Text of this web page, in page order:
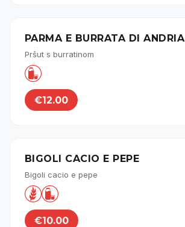
PARMA E BURRATA DI ANDRIA
Pršut s burratinom

€12.00
BIGOLI CACIO E PEPE
Bigoli cacio e pepe

€10.00